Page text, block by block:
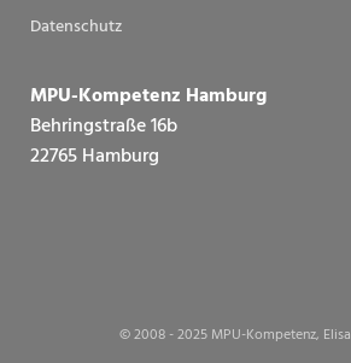
Datenschutz
MPU-Kompetenz Hamburg
Behringstraße 16b
22765 Hamburg
© 2008 - 2025 MPU-Kompetenz,